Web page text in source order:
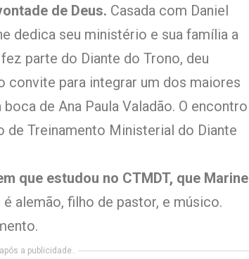
de Deus. Casada com Daniel
dedica seu ministério e sua família a
parte do Diante do Trono, deu
para integrar um dos maiores
de Ana Paula Valadão. O encontro
de Treinamento Ministerial do Diante
que estudou no CTMDT, que Marine
é alemão, filho de pastor, e músico.
a publicidade..